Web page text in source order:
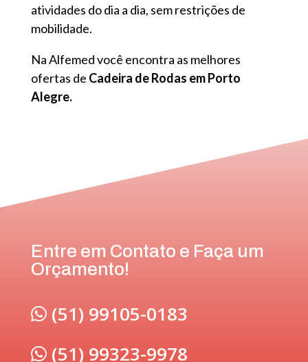
atividades do dia a dia, sem restrições de
mobilidade.
Na Alfemed você encontra as melhores
ofertas de Cadeira de Rodas em Porto
Alegre.
Entre em Contato e Faça um
Orçamento!
(51) 99105-0183
(51) 99323-9978